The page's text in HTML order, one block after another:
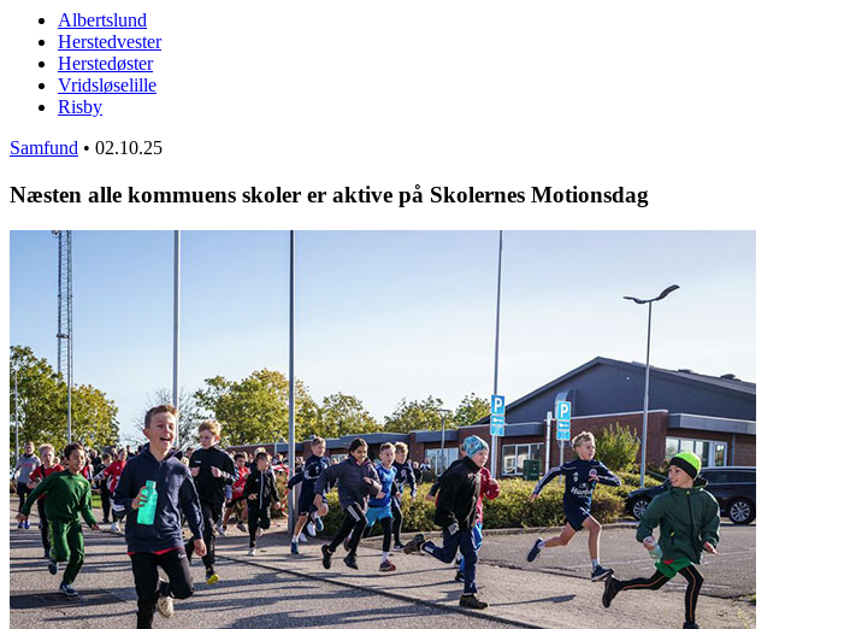
Albertslund
Herstedvester
Herstedøster
Vridsløselille
Risby
Samfund • 02.10.25
Næsten alle kommuens skoler er aktive på Skolernes Motionsdag